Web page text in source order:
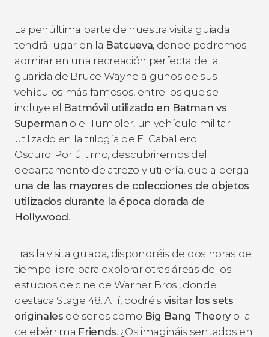
La penúltima parte de nuestra visita guiada
tendrá lugar en la Batcueva, donde podremos
admirar en una recreación perfecta de la
guarida de Bruce Wayne algunos de sus
vehículos más famosos, entre los que se
incluye el Batmóvil utilizado en Batmanvs
Superman o el Tumbler, un vehículo militar
utilizado en la trilogía de El Caballero
Oscuro. Por último, descubriremos del
departamento de atrezo y utilería, que alberga
una de las mayores de colecciones de objetos
utilizados durante la época dorada de
Hollywood.
Tras la visita guiada, dispondréis de dos horas de
tiempo libre para explorar otras áreas de los
estudios de cine de Warner Bros., donde
destaca Stage 48. Allí, podréis visitar los sets
originales de series como Big Bang Theoryo la
celebérrima Friends. ¿Os imagináis sentados en